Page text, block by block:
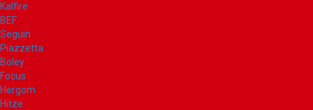
Kalfire
BEF
Seguin
Piazzetta
Boley
Focus
Hergom
Hitze